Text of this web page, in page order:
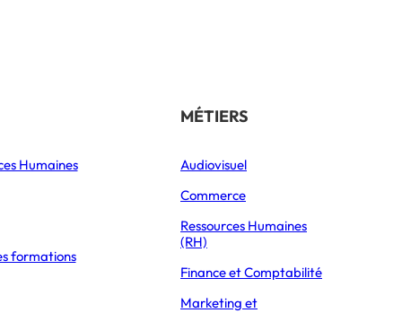
Éducation
THÉMATIQUES
Orientation
Vie étudiante
Formations
Humaines
formations
MÉTIERS
Audiovisuel
Commerce
Ressources Humaines
(RH)
Finance et Comptabilité
Marketing et
QUI RECRUTENT EN 2026